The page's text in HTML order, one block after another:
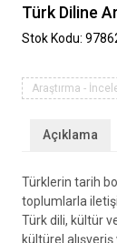
Türk Diline
Stok Kodu:
Araştırma -
Açıklama
Türklerin tarih
toplumlarla
Türk dili, kültür
kültürel